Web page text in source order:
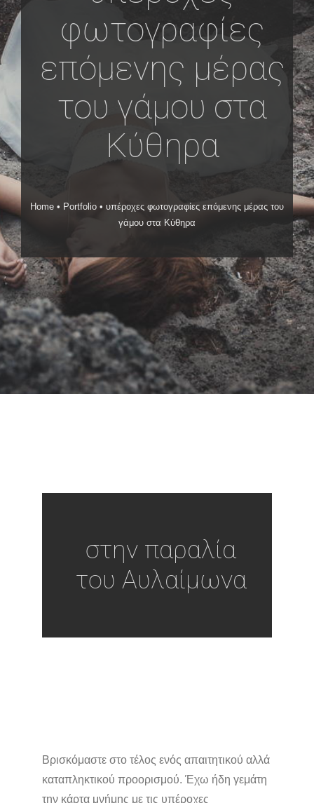
φωτογραφίες
επόμενης μέρας
του γάμου στα
Κύθηρα
Home • Portfolio • υπέροχες φωτογραφίες επόμενης μέρας του
γάμου στα Κύθηρα
στην παραλία
του Αυλαίμωνα
Βρισκόμαστε στο τέλος ενός απαιτητικού αλλά
καταπληκτικού προορισμού. Έχω ήδη γεμάτη
την κάρτα μνήμης με τις υπέροχες